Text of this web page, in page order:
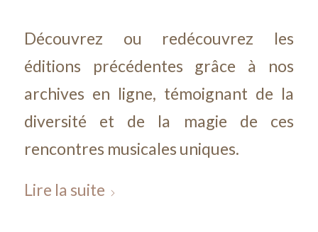
Découvrez ou redécouvrez les
éditions précédentes grâce à nos
archives en ligne, témoignant de la
diversité et de la magie de ces
rencontres musicales uniques.
Lire la suite